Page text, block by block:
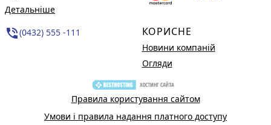
Детальніше
phone_in_talk(0432) 555 -111 КОРИСНЕ
Новини компаній
Огляди
Правила користування сайтом
Умови і правила надання платного доступу